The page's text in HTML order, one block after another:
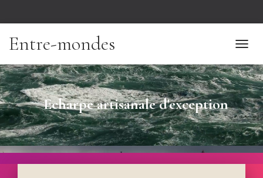
Entre-mondes
Echarpe artisanale d'exception